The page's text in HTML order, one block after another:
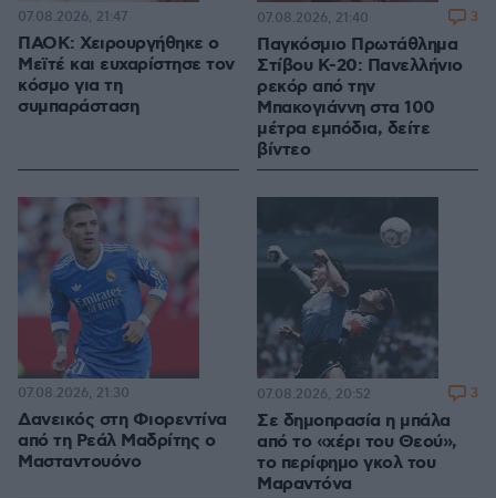
ΠΑΟΚ: Χειρουργήθηκε ο
Μεϊτέ και ευχαρίστησε τον
κόσμο για τη
συμπαράσταση
07.08.2026, 21:47
Παγκόσμιο Πρωτάθλημα
Στίβου Κ-20: Πανελλήνιο
ρεκόρ από την
Μπακογιάννη στα 100
μέτρα εμπόδια, δείτε
βίντεο
07.08.2026, 21:40 3
Δανεικός στη Φιορεντίνα
από τη Ρεάλ Μαδρίτης ο
Μασταντουόνο
07.08.2026, 21:30
Σε δημοπρασία η μπάλα
από το «χέρι του Θεού»,
το περίφημο γκολ του
Μαραντόνα
07.08.2026, 20:52 3